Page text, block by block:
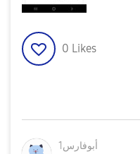
0 Likes
أبوفارس1